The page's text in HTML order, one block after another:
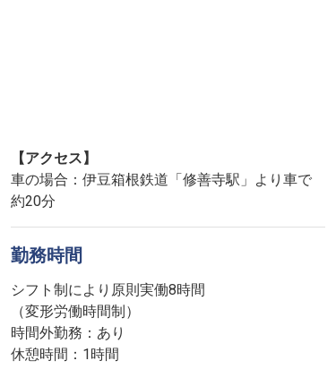
【アクセス】
車の場合：伊豆箱根鉄道「修善寺駅」より車で
約20分
勤務時間
シフト制により原則実働8時間
（変形労働時間制）
時間外勤務：あり
休憩時間：1時間